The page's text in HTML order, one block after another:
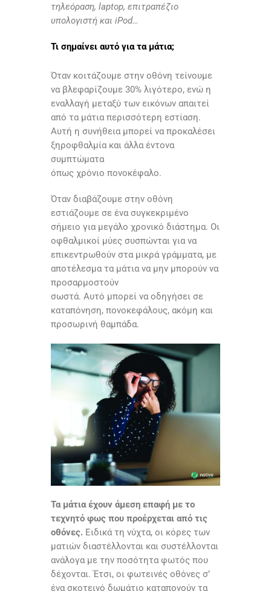
τηλεόραση, laptop, επιτραπέζιο
υπολογιστή και iPod…
Τι σημαίνει αυτό για τα μάτια;
Όταν κοιτάζουμε στην οθόνη τείνουμε
να βλεφαρίζουμε 30% λιγότερο, ενώ η
εναλλαγή μεταξύ των εικόνων απαιτεί
από τα μάτια περισσότερη εστίαση.
Αυτή η συνήθεια μπορεί να προκαλέσει
ξηροφθαλμία και άλλα έντονα
συμπτώματα
όπως χρόνιο πονοκέφαλο.
Όταν διαβάζουμε στην οθόνη
εστιάζουμε σε ένα συγκεκριμένο
σήμειο για μεγάλο χρονικό διάστημα. Οι
οφθαλμικοί μύες συσπώνται για να
επικεντρωθούν στα μικρά γράμματα, με
αποτέλεσμα τα μάτια να μην μπορούν να
προσαρμοστούν
σωστά. Αυτό μπορεί να οδηγήσει σε
καταπόνηση, πονοκεφάλους, ακόμη και
προσωρινή θαμπάδα.
Τα μάτια έχουν άμεση επαφή με το
τεχνητό φως που προέρχεται από τις
οθόνες. Ειδικά τη νύχτα, oι κόρες των
ματιών διαστέλλονται και συστέλλονται
ανάλογα με την ποσότητα φωτός που
δέχονται. Έτσι, οι φωτεινές οθόνες σ’
ένα σκοτεινό δωμάτιο καταπονούν τα